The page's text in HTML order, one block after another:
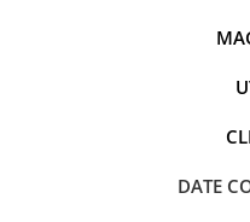
Antene & amplificatoare
DATE